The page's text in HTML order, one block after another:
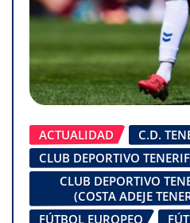
ACTUALIDAD
C.D.
CLUB DEPORTIVO
CLUB DEPORTIVO
(COSTA ADEJE
FÚTBOL EUROPEO